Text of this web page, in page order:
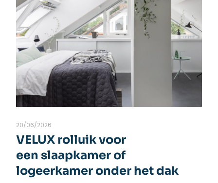
20/06/2026
VELUX rolluik voor
een slaapkamer of
logeerkamer onder het dak